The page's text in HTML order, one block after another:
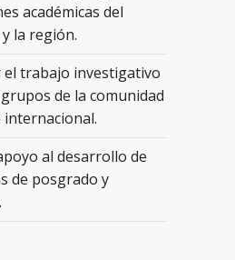
académicas del
la región.
el trabajo investigativo
de la comunidad
internacional.
al desarrollo de
de posgrado y